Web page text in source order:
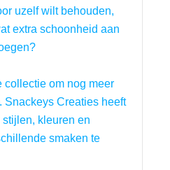
uzelf wilt behouden,
extra schoonheid aan
collectie om nog meer
Snackeys Creaties heeft
kleuren en
smaken te